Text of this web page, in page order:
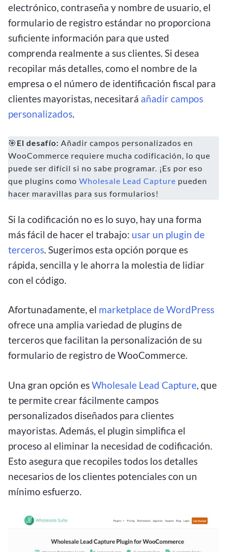
electrónico, contraseña y nombre de usuario, el
formulario de registro estándar no proporciona
suficiente información para que usted
comprenda realmente a sus clientes. Si desea
recopilar más detalles, como el nombre de la
empresa o el número de identificación fiscal para
clientes mayoristas, necesitará añadir campos
personalizados.
🎯 El desafío: Añadir campos personalizados en
WooCommerce requiere mucha codificación, lo que
puede ser difícil si no sabe programar. ¡Es por eso
que plugins como Wholesale Lead Capture pueden
hacer maravillas para sus formularios!
Si la codificación no es lo suyo, hay una forma
más fácil de hacer el trabajo: usar un plugin de
terceros. Sugerimos esta opción porque es
rápida, sencilla y le ahorra la molestia de lidiar
con el código.
Afortunadamente, el marketplace de WordPress
ofrece una amplia variedad de plugins de
terceros que facilitan la personalización de su
formulario de registro de WooCommerce.
Una gran opción esWholesale Lead Capture, que
te permite crear fácilmente campos
personalizados diseñados para clientes
mayoristas. Además, el plugin simplifica el
proceso al eliminar la necesidad de codificación.
Esto asegura que recopiles todos los detalles
necesarios de los clientes potenciales con un
mínimo esfuerzo.